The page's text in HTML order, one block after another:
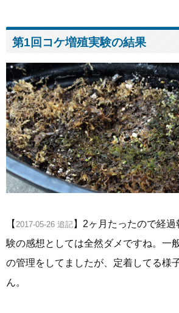
第1回コケ増殖実験の結果
【 2017-05-26 追記 】2ヶ月たったので経
験の感想としては全然ダメですね。一
の管理をしてましたが、定着してる様
ん。